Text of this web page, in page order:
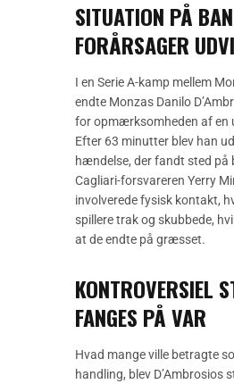
SITUATION PÅ
FORÅRSAGER
I en Serie A-kamp mellem
endte Monzas Danilo
for opmærksomheden af en
Efter 63 minutter blev han
hændelse, der fandt sted på
Cagliari-forsvareren Yerry
involverede fysisk kontakt,
spillere trak og skubbede,
at de endte på græsset.
KONTROVERSIEL
FANGES PÅ VAR
Hvad mange ville betragte
handling, blev D’Ambrosios